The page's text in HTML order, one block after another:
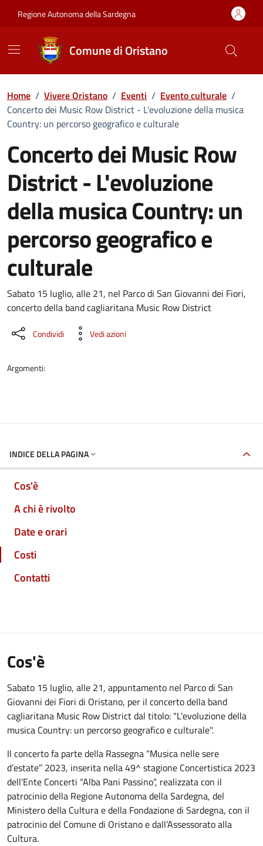
Regione Autonoma della Sardegna
Comune di Oristano
Home / Vivere Oristano / Eventi / Evento culturale /
Concerto dei Music Row District - L'evoluzione della musica
Country: un percorso geografico e culturale
Concerto dei Music Row
District - L'evoluzione
della musica Country: un
percorso geografico e
culturale
Dettaglio dell'evento
Sabato 15 luglio, alle 21, nel Parco di San Giovanni dei Fiori,
concerto della band cagliaritana Music Row District
Condividi Vedi azioni
Argomenti:
INDICE DELLA PAGINA
Cos'è
A chi è rivolto
Date e orari
Costi
Contatti
Cos'è
Sabato 15 luglio, alle 21, appuntamento nel Parco di San
Giovanni dei Fiori di Oristano, per il concerto della band
cagliaritana Music Row District dal titolo: "L'evoluzione della
musica Country: un percorso geografico e culturale".
Il concerto fa parte della Rassegna “Musica nelle sere
d’estate” 2023, inserita nella 49^ stagione Concertistica 2023
dell’Ente Concerti “Alba Pani Passino”, realizzata con il
patrocinio della Regione Autonoma della Sardegna, del
Ministero della Cultura e della Fondazione di Sardegna, con il
patrocinio del Comune di Oristano e dall’Assessorato alla
Cultura.